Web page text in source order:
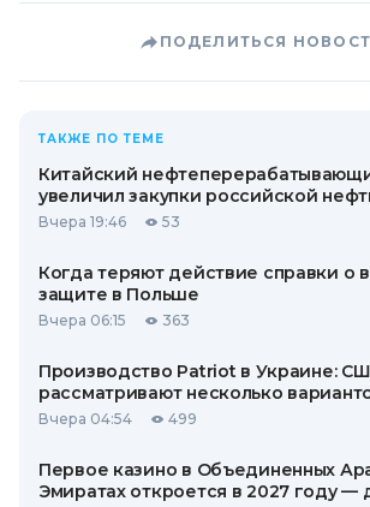
ПОДЕЛИТЬСЯ
ТАКЖЕ ПО ТЕМЕ
Китайский
увеличил закупки российской
Вчера 19:46 53
Когда теряют действие справки о
защите в Польше
Вчера 06:15 363
Производство Patriot в Украине:
рассматривают несколько
Вчера 04:54 499
Первое казино в Объединенных
Эмиратах откроется в 2027 году —